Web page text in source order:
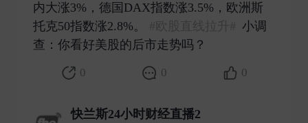
内大涨3%，德国DAX指数涨3.5%，欧洲斯
托克50指数涨2.8%。
小调
查：你看好美股的后市走势吗？ ​
0 0 0
快兰斯24小时财经直播2